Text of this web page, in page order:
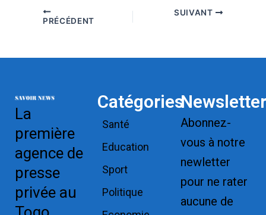
PRÉCÉDENT
SUIVANT
La
première
agence de
presse
privée au
Catégories
Santé
Education
Sport
Politique
Newsletter
Abonnez-
vous à notre
newletter
pour ne rater
aucune de